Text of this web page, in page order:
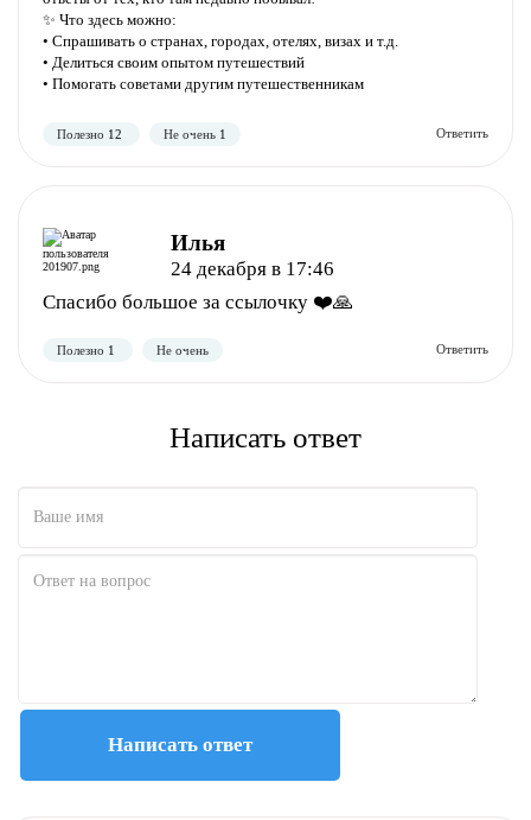
Полезно Не полезно
Полезно Не полезно
✨ Что здесь можно:
• Спрашивать о странах, городах, отелях, визах и т.д.
• Делиться своим опытом путешествий
• Помогать советами другим путешественникам
Илья
24 декабря в 17:46
Спасибо большое за ссылочку ❤️🙏
Написать ответ
Написать ответ